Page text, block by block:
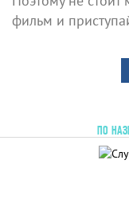
фильм и
ПО